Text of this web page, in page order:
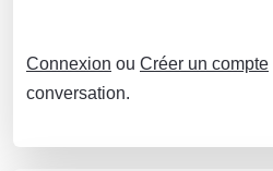
Connexion ou Créer un compte
conversation.